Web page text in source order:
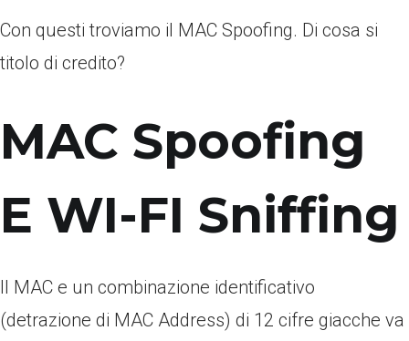
Con questi troviamo il MAC Spoofing. Di cosa si
titolo di credito?
MAC Spoofing
E WI-FI Sniffing
Il MAC e un combinazione identificativo
(detrazione di MAC Address) di 12 cifre giacche va